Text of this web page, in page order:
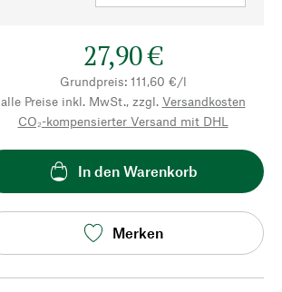
27,90 €
Grundpreis: 111,60 €/l
alle Preise inkl. MwSt., zzgl. Versandkosten
CO₂-kompensierter Versand mit DHL
In den Warenkorb
Merken